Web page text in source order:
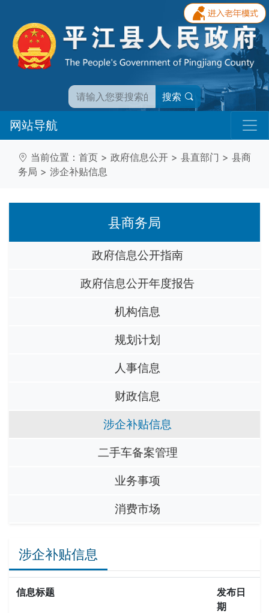
搜索
网站导航
当前位置： 首页 > 政府信息公开 > 县直部门 > 县商
务局 > 涉企补贴信息
县商务局
政府信息公开指南
政府信息公开年度报告
机构信息
规划计划
人事信息
财政信息
涉企补贴信息
二手车备案管理
业务事项
消费市场
涉企补贴信息
信息标题
发布日
期